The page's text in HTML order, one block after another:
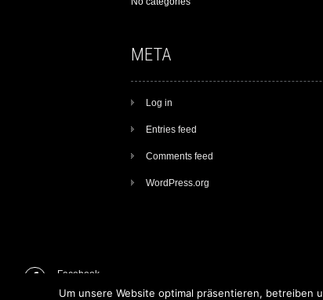
META
Log in
Entries feed
Comments feed
WordPress.org
Facebook
Um unsere Website optimal präsentieren, betreiben